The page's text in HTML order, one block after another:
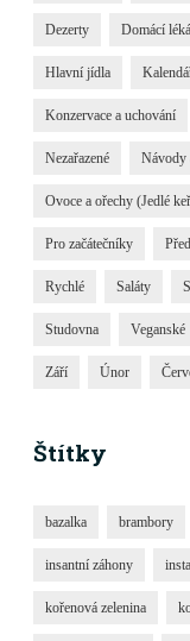
Dezerty Domácí
Hlavní jídla
Konzervace a uchování
Nezařazené Návody
Ovoce a ořechy (Jedlé
Pro začátečníky
Rychlé Saláty
Studovna Veganské
Září Únor
Štítky
bazalka brambory
insantní záhony
kořenová zelenina